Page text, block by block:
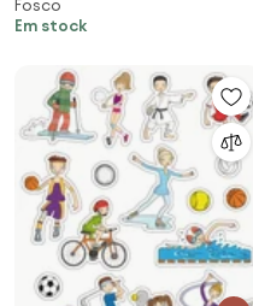
ursinhos e nuvens bege
Fosco
Em stock